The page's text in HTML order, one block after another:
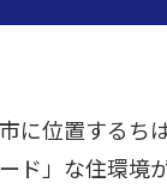
に位置するち
ード」な住環